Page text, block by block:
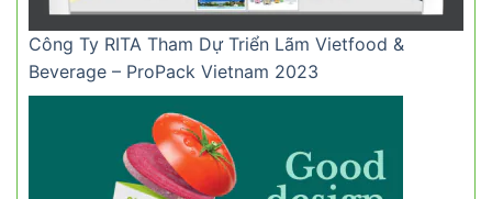
Công Ty RITA Tham Dự Triển Lãm Vietfood &
Beverage – ProPack Vietnam 2023